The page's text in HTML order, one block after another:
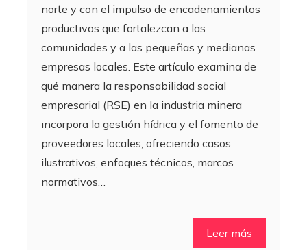
norte y con el impulso de encadenamientos
productivos que fortalezcan a las
comunidades y a las pequeñas y medianas
empresas locales. Este artículo examina de
qué manera la responsabilidad social
empresarial (RSE) en la industria minera
incorpora la gestión hídrica y el fomento de
proveedores locales, ofreciendo casos
ilustrativos, enfoques técnicos, marcos
normativos…
Leer más